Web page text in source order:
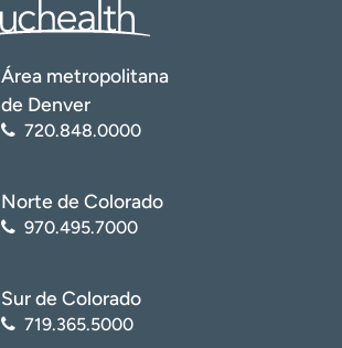
Área metropolitana
de Denver
720.848.0000
Norte de Colorado
970.495.7000
Sur de Colorado
719.365.5000